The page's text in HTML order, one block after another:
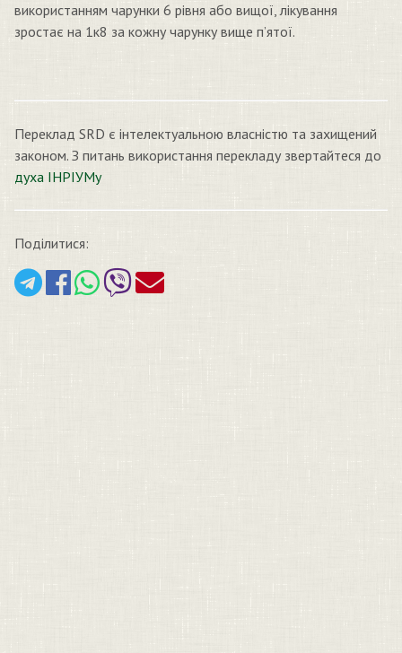
використанням чарунки 6 рівня або вищої, лікування
зростає на 1к8 за кожну чарунку вище п’ятої.
Переклад SRD є інтелектуальною власністю та захищений
законом. З питань використання перекладу звертайтеся до
духа ІНРІУМу
Поділитися: